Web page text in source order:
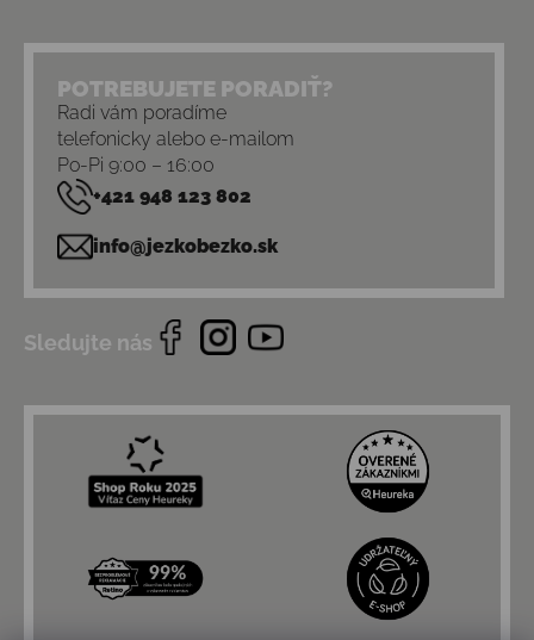
POTREBUJETE PORADIŤ?
Radi vám poradíme
telefonicky alebo e-mailom
Po-Pi 9:00 – 16:00
+421 948 123 802
info@jezkobezko.sk
Sledujte nás